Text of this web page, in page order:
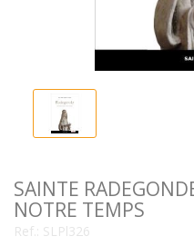
SAINTE
NOTRE TEMPS
Ref.: SLPl326